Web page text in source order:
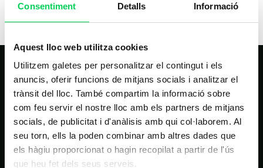
Consentiment Detalls Informació
Aquest lloc web utilitza cookies
Utilitzem galetes per personalitzar el contingut i els
anuncis, oferir funcions de mitjans socials i analitzar el
trànsit del lloc. També compartim la informació sobre
com feu servir el nostre lloc amb els partners de mitjans
socials, de publicitat i d'anàlisis amb qui col·laborem. Al
seu torn, ells la poden combinar amb altres dades que
els hàgiu proporcionat o hagin recopilat a partir de l'ús
que heu fet dels seus serveis.
NAVEGACIÓ PRINCIPAL